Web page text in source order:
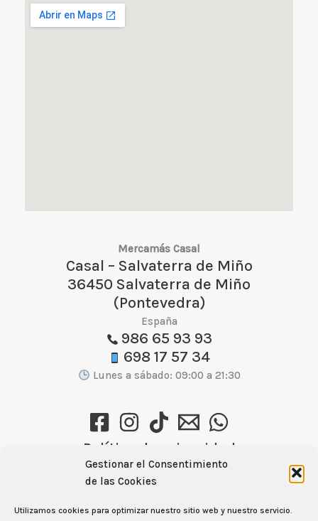
Gestionar el Consentimiento
de las Cookies
Utilizamos cookies para optimizar nuestro sitio web y nuestro servicio.
Mercamás Casal
Casal – Salvaterra de Miño
36450 Salvaterra de Miño
(Pontevedra)
España
986 65 93 93
698 17 57 34
Lunes a sábado: 09:00 a 21:30
Política de privacidad
Política de cookies (UE)
Aviso Legal